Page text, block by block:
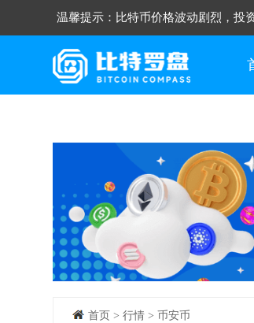
温馨提示：比特币价格波动剧烈，投
首页 > 行情> 币安币